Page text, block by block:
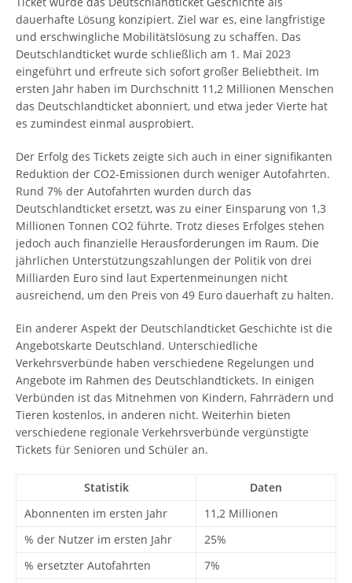
dauerhafte Lösung konzipiert. Ziel war es, eine langfristige
und erschwingliche Mobilitätslösung zu schaffen. Das
Deutschlandticket wurde schließlich am 1. Mai 2023
eingeführt und erfreute sich sofort großer Beliebtheit. Im
ersten Jahr haben im Durchschnitt 11,2 Millionen Menschen
das Deutschlandticket abonniert, und etwa jeder Vierte hat
es zumindest einmal ausprobiert.
Der Erfolg des Tickets zeigte sich auch in einer signifikanten
Reduktion der CO2-Emissionen durch weniger Autofahrten.
Rund 7% der Autofahrten wurden durch das
Deutschlandticket ersetzt, was zu einer Einsparung von 1,3
Millionen Tonnen CO2 führte. Trotz dieses Erfolges stehen
jedoch auch finanzielle Herausforderungen im Raum. Die
jährlichen Unterstützungszahlungen der Politik von drei
Milliarden Euro sind laut Expertenmeinungen nicht
ausreichend, um den Preis von 49 Euro dauerhaft zu halten.
Ein anderer Aspekt der Deutschlandticket Geschichte ist die
Angebotskarte Deutschland. Unterschiedliche
Verkehrsverbünde haben verschiedene Regelungen und
Angebote im Rahmen des Deutschlandtickets. In einigen
Verbünden ist das Mitnehmen von Kindern, Fahrrädern und
Tieren kostenlos, in anderen nicht. Weiterhin bieten
verschiedene regionale Verkehrsverbünde vergünstigte
Tickets für Senioren und Schüler an.
Statistik
Daten
Abonnenten im ersten Jahr
11,2 Millionen
% der Nutzer im ersten Jahr
25%
% ersetzter Autofahrten
7%